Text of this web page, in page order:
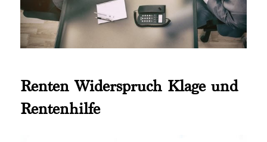
Renten Widerspruch Klage und
Rentenhilfe